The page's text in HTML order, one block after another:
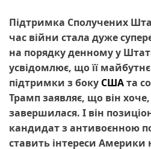
Підтримка Сполучених
час війни стала дуже
на порядку денному у
усвідомлює, що її
підтримки з боку СШАта
Трамп заявляє, що він
завершилася. І він
кандидат з антивоєнною
ставить інтереси Америки